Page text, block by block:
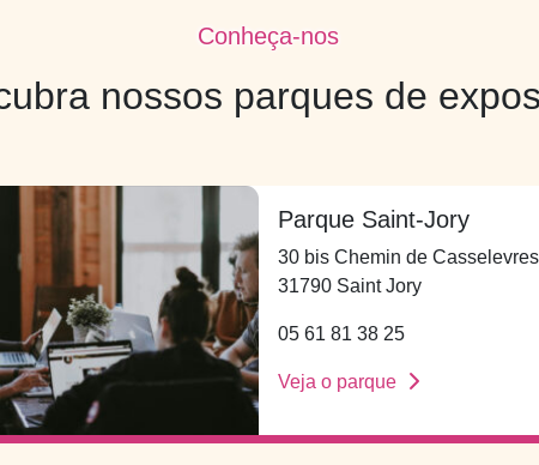
Conheça-nos
nossos parques de
Parque Saint-Jory
30 bis Chemin de Casselevres
31790 Saint Jory
05 61 81 38 25
Veja o parque